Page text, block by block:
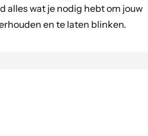
alles wat je nodig hebt om jouw
en te laten blinken.